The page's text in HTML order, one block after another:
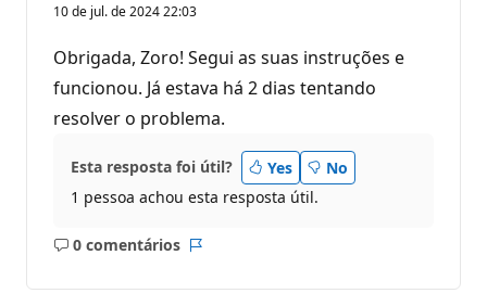
10 de jul. de 2024 22:03
Obrigada, Zoro! Segui as suas instruções e
funcionou. Já estava há 2 dias tentando
resolver o problema.
Esta resposta foi útil? Yes
No
1 pessoa achou esta resposta útil.
0 comentários
Sem